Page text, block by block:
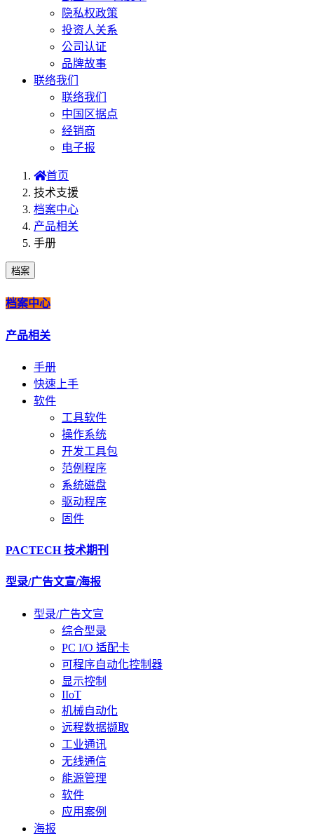
隐私权政策
投资人关系
公司认证
品牌故事
联络我们
联络我们
中国区据点
经销商
电子报
首页
技术支援
档案中心
产品相关
手册
档案
档案中心
产品相关
手册
快速上手
软件
工具软件
操作系统
开发工具包
范例程序
系统磁盘
驱动程序
固件
PACTECH 技术期刊
型录/广告文宣/海报
型录/广告文宣
综合型录
PC I/O 适配卡
可程序自动化控制器
显示控制
IIoT
机械自动化
远程数据撷取
工业通讯
无线通信
能源管理
软件
应用案例
海报